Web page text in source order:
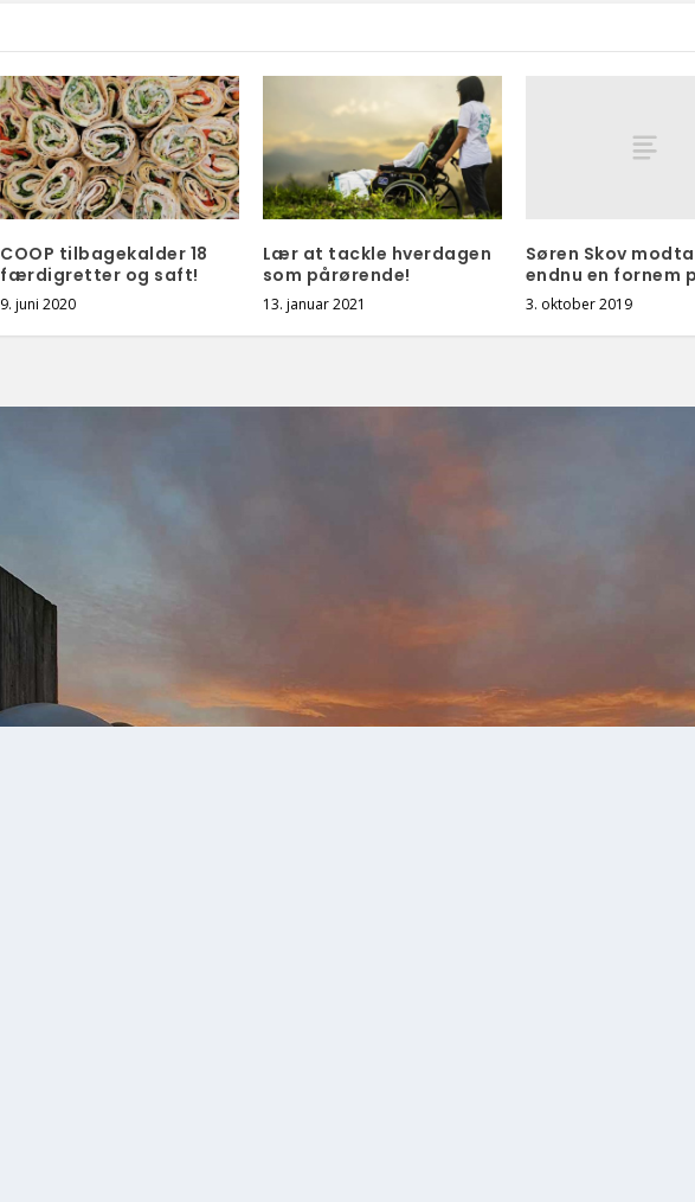
COOP tilbagekalder 18
færdigretter og saft!
9. juni 2020
Lær at tackle hverdagen
som pårørende!
13. januar 2021
Søren Skov
endnu en fornem
3. oktober 2019